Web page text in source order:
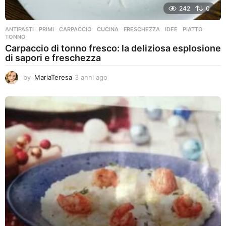
242 0
ANTIPASTI ,PRIMI CARPACCIO ,CUCINA ,FRESCHEZZA ,IDEE ,PIATTO
TONNO
Carpaccio di tonno fresco: la deliziosa esplosione
di sapori e freschezza
by MariaTeresa 3 anni ago
n
n
a
g
o